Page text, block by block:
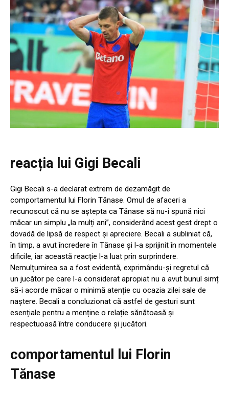
reacția lui Gigi Becali
Gigi Becali s-a declarat extrem de dezamăgit de
comportamentul lui Florin Tănase. Omul de afaceri a
recunoscut că nu se aștepta ca Tănase să nu-i spună nici
măcar un simplu „la mulți ani”, considerând acest gest drept o
dovadă de lipsă de respect și apreciere. Becali a subliniat că,
în timp, a avut încredere în Tănase și l-a sprijinit în momentele
dificile, iar această reacție l-a luat prin surprindere.
Nemulțumirea sa a fost evidentă, exprimându-și regretul că
un jucător pe care l-a considerat apropiat nu a avut bunul simț
să-i acorde măcar o minimă atenție cu ocazia zilei sale de
naștere. Becali a concluzionat că astfel de gesturi sunt
esențiale pentru a menține o relație sănătoasă și
respectuoasă între conducere și jucători.
comportamentul lui Florin
Tănase